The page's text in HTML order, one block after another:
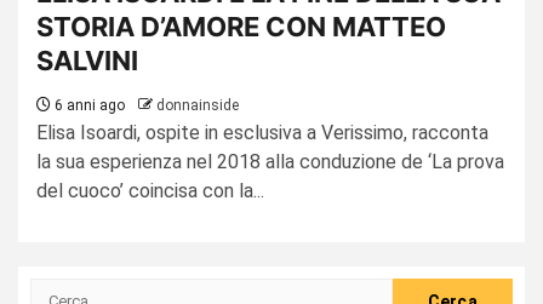
STORIA D’AMORE CON MATTEO
SALVINI
6 anni ago donnainside
Elisa Isoardi, ospite in esclusiva a Verissimo, racconta
la sua esperienza nel 2018 alla conduzione de ‘La prova
del cuoco’ coincisa con la...
Ricerca